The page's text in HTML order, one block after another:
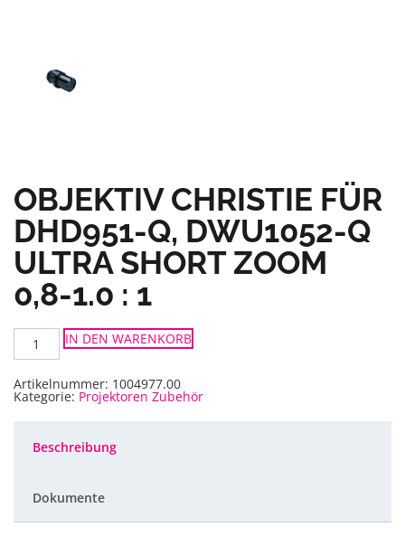
OBJEKTIV CHRISTIE FÜR
DHD951-Q, DWU1052-Q
ULTRA SHORT ZOOM
0,8-1.0 : 1
Objektiv
Christie
für
Q,
DWU1052-
Zoom
IN DEN WARENKORB
Artikelnummer: 1004977.00
Kategorie: Projektoren Zubehör
Beschreibung
Dokumente